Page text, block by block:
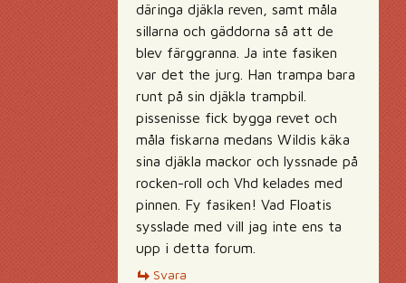
däringa djäkla reven, samt måla
sillarna och gäddorna så att de
blev färggranna. Ja inte fasiken
var det the jurg. Han trampa bara
runt på sin djäkla trampbil.
pissenisse fick bygga revet och
måla fiskarna medans Wildis käka
sina djäkla mackor och lyssnade på
rocken-roll och Vhd kelades med
pinnen. Fy fasiken! Vad Floatis
sysslade med vill jag inte ens ta
upp i detta forum.
Svara